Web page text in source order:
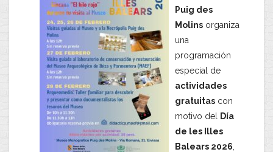
Puig des
Molins organiza
una
programación
especial de
actividades
gratuitas con
motivo del
Día
de les Illes
Balears 2026